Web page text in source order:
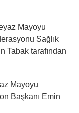
Mayoyu
Sağlık
Tabak tarafından
Mayoyu
Başkanı Emin